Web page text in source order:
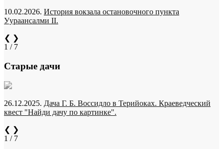
10.02.2026. История вокзала остановочного пункта
Уураансалми II.
❮ ❯
1 / 7
Старые дачи
26.12.2025. Дача Г. Б. Воссидло в Терийоках. Краеведческий
квест "Найди дачу по картинке".
❮ ❯
1 / 7